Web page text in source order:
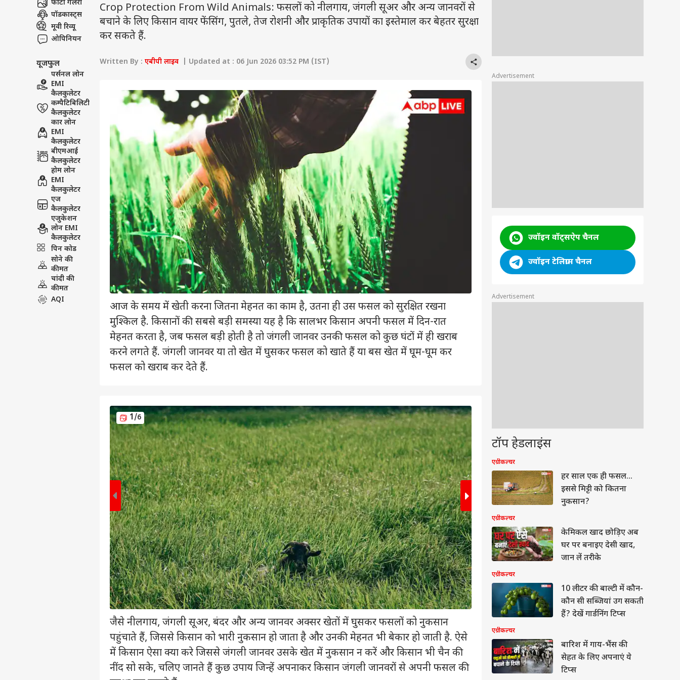
फोटो गैलरी
पॉडकास्ट्स
मूवी रिव्यू
ओपिनियन
यूजफुल
पर्सनल लोन
EMI
कैलकुलेटर
कम्पैटिबिलिटी
कैलकुलेटर
कार लोन
EMI
कैलकुलेटर
बीएमआई
कैलकुलेटर
होम लोन
EMI
कैलकुलेटर
एज
कैलकुलेटर
एजुकेशन
लोन EMI
कैलकुलेटर
पिन कोड
सोने की
कीमत
चांदी की
कीमत
AQI
Crop Protection From Wild Animals: फसलों को नीलगाय, जंगली सूअर और अन्य जानवरों से
बचाने के लिए किसान वायर फेंसिंग, पुतले, तेज रोशनी और प्राकृतिक उपायों का इस्तेमाल कर बेहतर सुरक्षा
कर सकते हैं.
Written By : एबीपी लाइव | Updated at : 06 Jun 2026 03:52 PM (IST)
आज के समय में खेती करना जितना मेहनत का काम है, उतना ही उस फसल को सुरक्षित रखना
मुश्किल है. किसानों की सबसे बड़ी समस्या यह है कि सालभर किसान अपनी फसल में दिन-रात
मेहनत करता है, जब फसल बड़ी होती है तो जंगली जानवर उनकी फसल को कुछ घंटों में ही खराब
करने लगते हैं. जंगली जानवर या तो खेत में घुसकर फसल को खाते हैं या बस खेत में घूम-घूम कर
फसल को खराब कर देते हैं.
1/6
जैसे नीलगाय, जंगली सूअर, बंदर और अन्य जानवर अक्सर खेतों में घुसकर फसलों को नुकसान
पहुंचाते हैं, जिससे किसान को भारी नुकसान हो जाता है और उनकी मेहनत भी बेकार हो जाती है. ऐसे
में किसान ऐसा क्या करे जिससे जंगली जानवर उसके खेत में नुकसान न करें और किसान भी चैन की
नींद सो सके, चलिए जानते हैं कुछ उपाय जिन्हें अपनाकर किसान जंगली जानवरों से अपनी फसल की
करना. इसमें किसान उचित दूरी पर खंभे या डंडे गाड़कर
जिससे जंगली जानवर खेत के अंदर न जा सकें. साथ
मजबूत घेराबंदी करते हैं.
Advertisement
ज्वॉइन वॉट्सऐप चैनल
ज्वॉइन टेलिग्राम चैनल
Advertisement
टॉप हेडलाइंस
एग्रीकल्चर
हर साल एक ही फसल...
इससे मिट्टी को कितना
नुकसान?
एग्रीकल्चर
केमिकल खाद छोड़िए अब
घर पर बनाइए देसी खाद,
जान लें तरीके
एग्रीकल्चर
10 लीटर की बाल्टी में कौन-
कौन सी सब्जियां उग सकती
हैं? देखें गार्डनिंग टिप्स
एग्रीकल्चर
बारिश में गाय-भैंस की
सेहत के लिए अपनाएं ये
टिप्स
हॅलो गेस्ट
एडवर्टाइज विथ अस
प्राइवेसी पॉलिसी
पर्सनल कार्नर
टॉप आर्टिकल्स टॉप रील्स
इंडिया बिहार इंडिया क्रिकेट